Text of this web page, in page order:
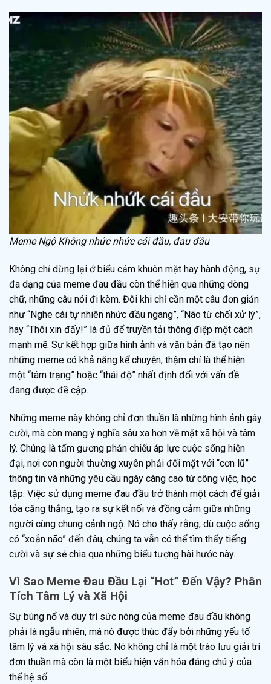
Meme Ngộ Không nhức nhức cái đầu, đau đầu
Không chỉ dừng lại ở biểu cảm khuôn mặt hay hành động, sự
đa dạng của meme đau đầu còn thể hiện qua những dòng
chữ, những câu nói đi kèm. Đôi khi chỉ cần một câu đơn giản
như “Nghe cái tự nhiên nhức đầu ngang”, “Não từ chối xử lý”,
hay “Thôi xin đấy!” là đủ để truyền tải thông điệp một cách
mạnh mẽ. Sự kết hợp giữa hình ảnh và văn bản đã tạo nên
những meme có khả năng kể chuyện, thậm chí là thể hiện
một “tâm trạng” hoặc “thái độ” nhất định đối với vấn đề
đang được đề cập.
Những meme này không chỉ đơn thuần là những hình ảnh gây
cười, mà còn mang ý nghĩa sâu xa hơn về mặt xã hội và tâm
lý. Chúng là tấm gương phản chiếu áp lực cuộc sống hiện
đại, nơi con người thường xuyên phải đối mặt với “cơn lũ”
thông tin và những yêu cầu ngày càng cao từ công việc, học
tập. Việc sử dụng meme đau đầu trở thành một cách để giải
tỏa căng thẳng, tạo ra sự kết nối và đồng cảm giữa những
người cùng chung cảnh ngộ. Nó cho thấy rằng, dù cuộc sống
có “xoắn não” đến đâu, chúng ta vẫn có thể tìm thấy tiếng
cười và sự sẻ chia qua những biểu tượng hài hước này.
Vì Sao Meme Đau Đầu Lại “Hot” Đến Vậy? Phân
Tích Tâm Lý và Xã Hội
Sự bùng nổ và duy trì sức nóng của meme đau đầu không
phải là ngẫu nhiên, mà nó được thúc đẩy bởi những yếu tố
tâm lý và xã hội sâu sắc. Nó không chỉ là một trào lưu giải trí
đơn thuần mà còn là một biểu hiện văn hóa đáng chú ý của
thế hệ số.